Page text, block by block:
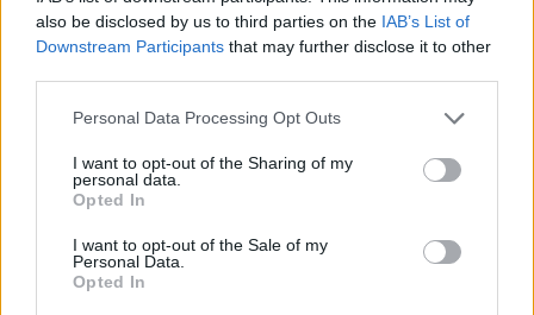
also be disclosed by us to third parties on the IAB’s List of
Downstream Participants that may further disclose it to other
Personal Data Processing Opt Outs
I want to opt-out of the Sharing of my
personal data.
Opted In
I want to opt-out of the Sale of my
Personal Data.
Opted In
Il CR sardo esclude anche l'Olbia: l'Usinese è
in Eccellenza, il Fonni sale in Promozione
5 Ago 2026
Caos Tempio, Sechi lascia: «Il mio impegno
problemi extra calcio»
2 Ago 2026
L'Iglesias si rinforza con Papa Seck e
Diawara, al Bonorva il difensore Balbo